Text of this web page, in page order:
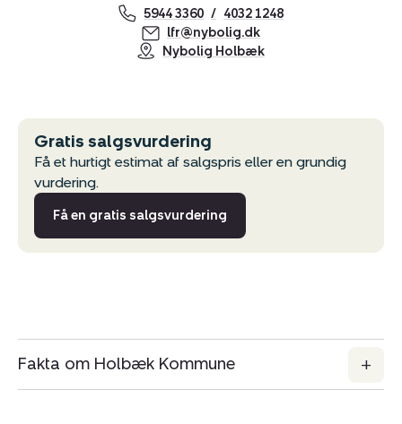
5944 3360
4032 1248
lfr@nybolig.dk
Nybolig Holbæk
Gratis salgsvurdering
Få et hurtigt estimat af salgspris eller en grundig
vurdering.
Få en gratis salgsvurdering
Fakta om Holbæk Kommune